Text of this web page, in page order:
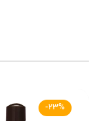
-23%